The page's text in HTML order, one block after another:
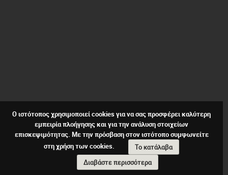
Ο ιστότοπος χρησιμοποιεί cookies για να σας προσφέρει καλύτερη
εμπειρία πλοήγησης και για την ανάλυση στοιχείων
επισκεψιμότητας. Με την πρόσβαση στον ιστότοπο συμφωνείτε
στη χρήση των cookies.
Το κατάλαβα
Διαβάστε περισσότερα